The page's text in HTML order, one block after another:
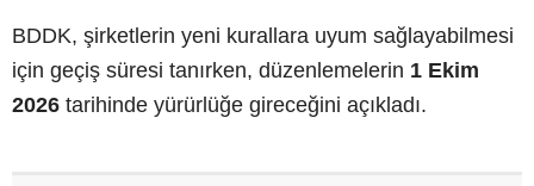
BDDK, şirketlerin yeni kurallara uyum sağlayabilmesi
için geçiş süresi tanırken, düzenlemelerin 1 Ekim
2026 tarihinde yürürlüğe gireceğini açıkladı.